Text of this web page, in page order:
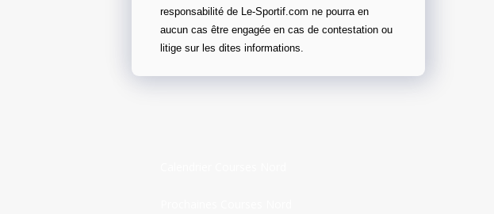
responsabilité de Le-Sportif.com ne pourra en
aucun cas être engagée en cas de contestation ou
litige sur les dites informations.